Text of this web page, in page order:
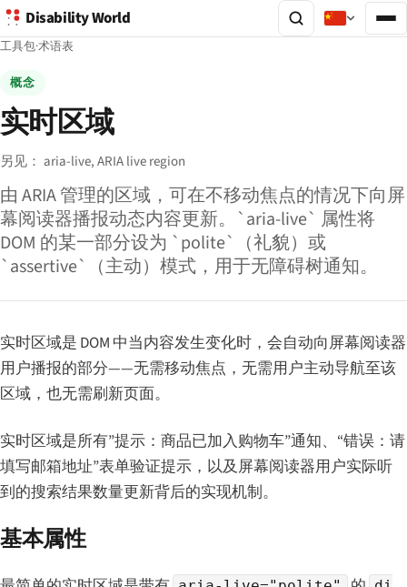
Disability World
工具包·术语表
概念
实时区域
另见： aria-live,ARIA live region
由 ARIA 管理的区域，可在不移动焦点的情况下向屏
幕阅读器播报动态内容更新。`aria-live` 属性将
DOM 的某一部分设为 `polite`（礼貌）或
`assertive`（主动）模式，用于无障碍树通知。
实时区域是 DOM 中当内容发生变化时，会自动向屏幕阅读器
用户播报的部分——无需移动焦点，无需用户主动导航至该
区域，也无需刷新页面。
实时区域是所有”提示：商品已加入购物车”通知、“错误：请
填写邮箱地址”表单验证提示，以及屏幕阅读器用户实际听
到的搜索结果数量更新背后的实现机制。
基本属性